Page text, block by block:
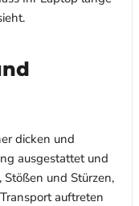
dicken und
ausgestattet und
und Stürzen,
auftreten